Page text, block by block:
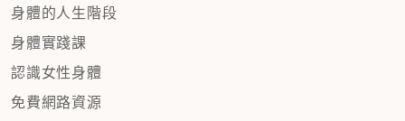
身體的人生階段
身體實踐課
認識女性身體
免費網路資源